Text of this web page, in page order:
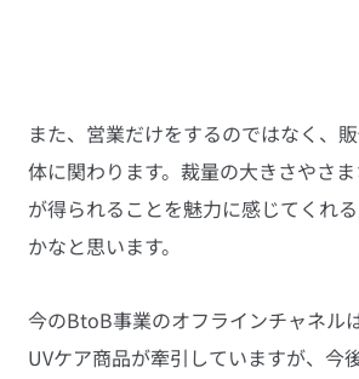
また、営業だけをするのではなく、
体に関わります。裁量の大きさやさ
が得られることを魅力に感じてくれ
かなと思います。
今のBtoB事業のオフラインチャネル
UVケア商品が牽引していますが、今